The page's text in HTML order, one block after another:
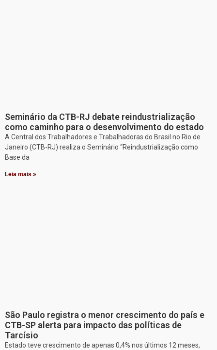
Seminário da CTB-RJ debate reindustrialização
como caminho para o desenvolvimento do estado
A Central dos Trabalhadores e Trabalhadoras do Brasil no Rio de
Janeiro (CTB-RJ) realiza o Seminário “Reindustrialização como
Base da
Leia mais »
São Paulo registra o menor crescimento do país e
CTB-SP alerta para impacto das políticas de
Tarcísio
Estado teve crescimento de apenas 0,4% nos últimos 12 meses,